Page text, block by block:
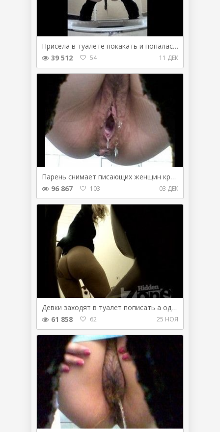
Присела в туалете покакать и попалась на камеру
39 512
54 11 ДЕК
Парень снимает писающих женщин крупным планом
96 867
103 03 ДЕК
Девки заходят в туалет пописать а одна еще и посрать
61 858
62 25 НОЯ